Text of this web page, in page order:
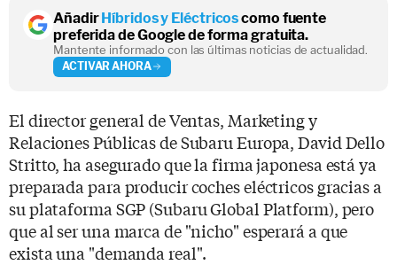
AñadirHíbridos y Eléctricoscomo fuente
preferida de Google de forma gratuita.
Mantente informado con las últimas noticias de actualidad.
ACTIVAR AHORA
El director general de Ventas, Marketing y
Relaciones Públicas de Subaru Europa, David Dello
Stritto, ha asegurado que la firma japonesa está ya
preparada para producir coches eléctricos gracias a
su plataforma SGP (Subaru Global Platform), pero
que al ser una marca de "nicho" esperará a que
exista una "demanda real".